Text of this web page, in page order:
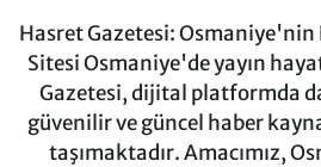
Hasret Gazetesi: Osmaniye'nin
Sitesi Osmaniye'de yayın
Gazetesi, dijital platformda
güvenilir ve güncel haber
taşımaktadır. Amacımız,